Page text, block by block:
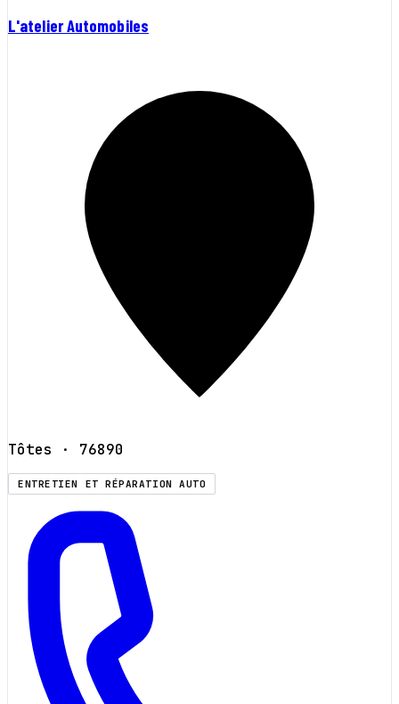
L'atelier Automobiles
Tôtes · 76890
ENTRETIEN ET RÉPARATION AUTO